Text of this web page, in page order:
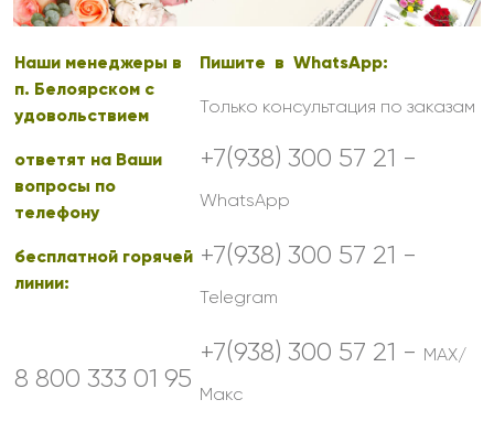
Наши менеджеры в
п. Белоярском с
удовольствием
ответят на Ваши
вопросы по
телефону
бесплатной горячей
линии:
8 800 333 01 95
Пишите в WhatsApp:
Только консультация по заказам
+7(938) 300 57 21 -
WhatsApp
+7(938) 300 57 21 -
Telegram
+7(938) 300 57 21 - MAX/
Макс